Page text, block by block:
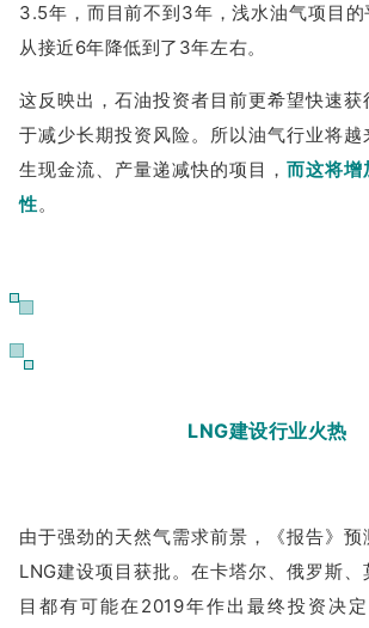
3.5年，而目前不到3年，浅水油气项目的
从接近6年降低到了3年左右。
这反映出，石油投资者目前更希望快速获
于减少长期投资风险。所以油气行业将
生现金流、产量递减快的项目，而这将增
性。
LNG建设行业火热
由于强劲的天然气需求前景，《报告》预
LNG建设项目获批。在卡塔尔、俄罗斯、
目都有可能在2019年作出最终投资决定